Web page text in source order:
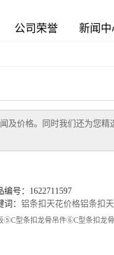
公司荣誉 新闻中
及价格。同时我们还为您精
编号：1622711597
词： 铝条扣天花价格铝条扣
型条扣龙骨吊件⑥C型条扣龙骨